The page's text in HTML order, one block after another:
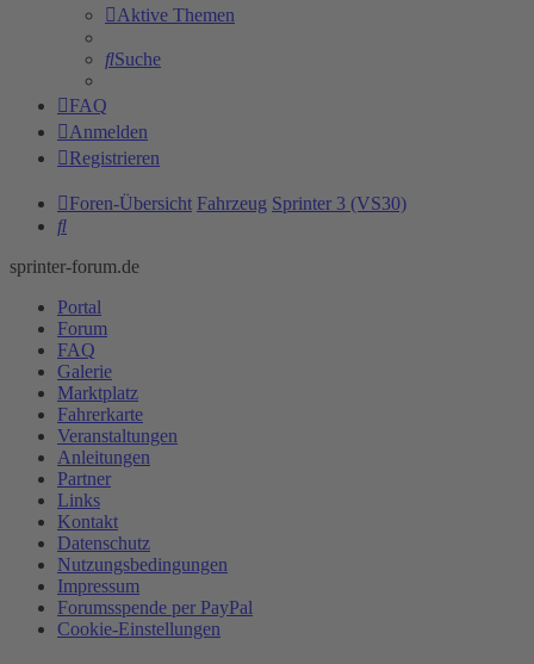
Aktive Themen
Suche
FAQ
Anmelden
Registrieren
Foren-Übersicht Fahrzeug Sprinter 3 (VS30)
Suche
sprinter-forum.de
Portal
Forum
FAQ
Galerie
Marktplatz
Fahrerkarte
Veranstaltungen
Anleitungen
Partner
Links
Kontakt
Datenschutz
Nutzungsbedingungen
Impressum
Forumsspende per PayPal
Cookie-Einstellungen